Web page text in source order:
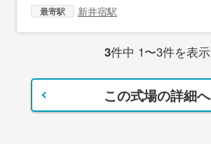
最寄駅 新井宿駅
3件中 1〜3件を表示
この式場の詳細へ